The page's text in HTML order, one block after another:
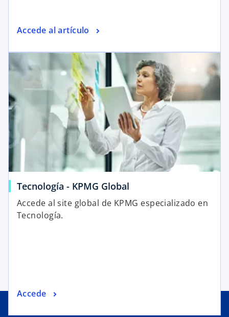
Accede al artículo
Tecnología - KPMG Global
Accede al site global de KPMG especializado en
Tecnología.
Accede